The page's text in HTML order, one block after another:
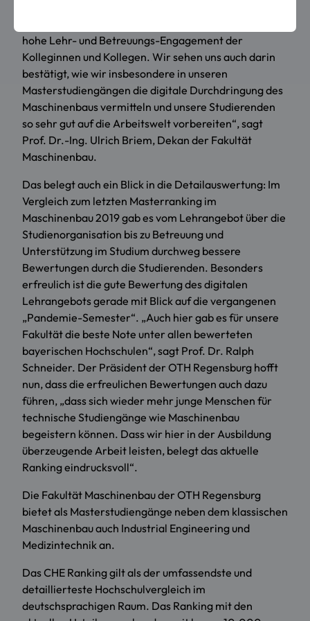
hohe Lehr- und Betreuungs-Engagement der
Kolleginnen und Kollegen. Wir sehen uns auch darin
bestätigt, wie wir insbesondere in unseren
Masterstudiengängen die digitale Durchdringung des
Maschinenbaus vermitteln und unsere Studierenden
so sehr gut auf die Arbeitswelt vorbereiten“, sagt
Prof. Dr.-Ing. Ulrich Briem, Dekan der Fakultät
Maschinenbau.
Das belegt auch ein Blick in die Detailauswertung: Im
Vergleich zum letzten Masterranking im
Maschinenbau 2019 gab es vom Lehrangebot über die
Studienorganisation bis zu Betreuung und
Unterstützung im Studium durchweg bessere
Bewertungen durch die Studierenden. Besonders
erfreulich ist die gute Bewertung des digitalen
Lehrangebots gerade mit Blick auf die vergangenen
„Pandemie-Semester“. „Auch hier gab es für unsere
Fakultät die beste Note unter allen bewerteten
bayerischen Hochschulen“, sagt Prof. Dr. Ralph
Schneider. Der Präsident der OTH Regensburg hofft
nun, dass die erfreulichen Bewertungen auch dazu
führen, „dass sich wieder mehr junge Menschen für
technische Studiengänge wie Maschinenbau
begeistern können. Dass wir hier in der Ausbildung
überzeugende Arbeit leisten, belegt das aktuelle
Ranking eindrucksvoll“.
Die Fakultät Maschinenbau der OTH Regensburg
bietet als Masterstudiengänge neben dem klassischen
Maschinenbau auch Industrial Engineering und
Medizintechnik an.
Das CHE Ranking gilt als der umfassendste und
detaillierteste Hochschulvergleich im
deutschsprachigen Raum. Das Ranking mit den